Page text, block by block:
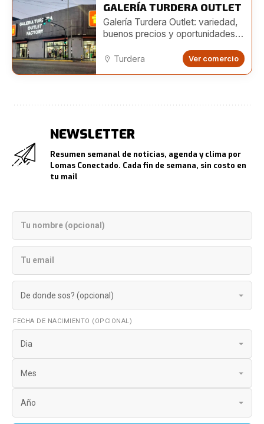
GALERÍA TURDERA OUTLET
Galería Turdera Outlet: variedad,
buenos precios y oportunidades
Turdera Ver comercio
NEWSLETTER
Resumen semanal de noticias, agenda y clima por
Lomas Conectado. Cada fin de semana, sin costo en
tu mail
FECHA DE NACIMIENTO (OPCIONAL)